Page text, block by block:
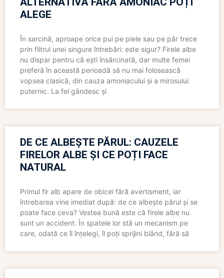
ALEGE
În sarcină, aproape orice pui pe piele sau pe păr trece
prin filtrul unei singure întrebări: este sigur? Firele albe
nu dispar pentru că ești însărcinată, dar multe femei
preferă în această perioadă să nu mai folosească
vopsea clasică, din cauza amoniacului și a mirosului
puternic. La fel gândesc și
DE CE ALBEȘTE PĂRUL: CAUZELE
FIRELOR ALBE ȘI CE POȚI FACE
NATURAL
Primul fir alb apare de obicei fără avertisment, iar
întrebarea vine imediat după: de ce albește părul și se
poate face ceva? Vestea bună este că firele albe nu
sunt un accident. În spatele lor stă un mecanism pe
care, odată ce îl înțelegi, îl poți sprijini blând, fără să